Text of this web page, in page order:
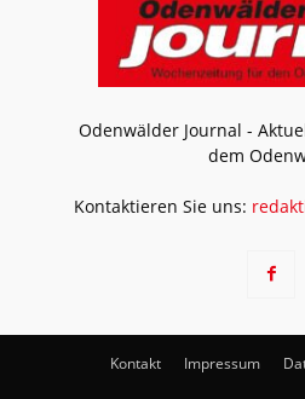
Odenwälder Journal -
dem
Kontaktieren Sie uns:
Kontakt Impressum